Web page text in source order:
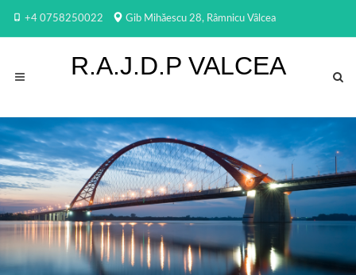
+4 0758250022 Gib Mihăescu 28, Râmnicu Vâlcea
R.A.J.D.P VALCEA